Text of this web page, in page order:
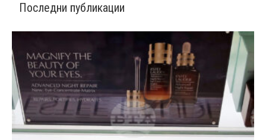
Последни публикации